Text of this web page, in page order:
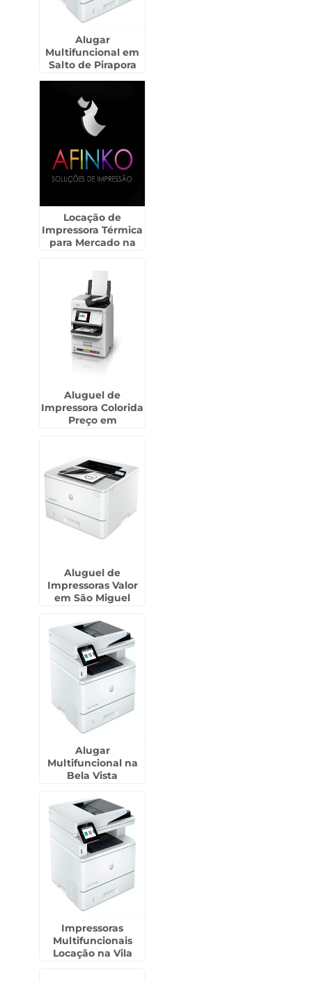
Alugar
Multifuncional em
Salto de Pirapora
Locação de
Impressora Térmica
para Mercado na
Aluguel de
Impressora Colorida
Preço em
Aluguel de
Impressoras Valor
em São Miguel
Alugar
Multifuncional na
Bela Vista
Impressoras
Multifuncionais
Locação na Vila